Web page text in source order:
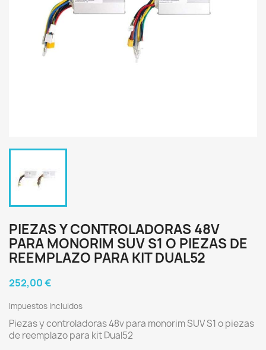
PIEZAS Y CONTROLADORAS 48V
PARA MONORIM SUV S1 O PIEZAS DE
REEMPLAZO PARA KIT DUAL52
252,00 €
Impuestos incluidos
Piezas y controladoras 48v para monorim SUV S1 o piezas
de reemplazo para kit Dual52